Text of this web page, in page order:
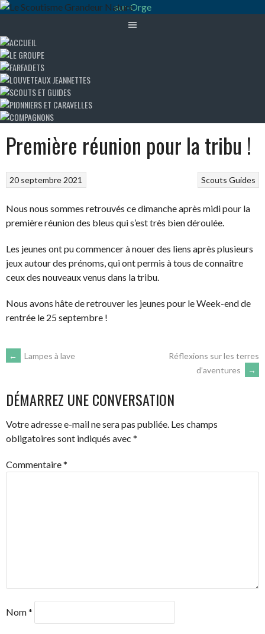
Première réunion pour la tribu !
Scouts Guides
20 septembre 2021
Nous nous sommes retrouvés ce dimanche après midi pour la
première réunion des bleus qui s’est très bien déroulée.
Les jeunes ont pu commencer à nouer des liens après plusieurs
jeux autour des prénoms, qui ont permis à tous de connaître
ceux des nouveaux venus dans la tribu.
Nous avons hâte de retrouver les jeunes pour le Week-end de
rentrée le 25 septembre !
← Lampes à lave
Réflexions sur les terres
d’aventures
→
DÉMARREZ UNE CONVERSATION
Votre adresse e-mail ne sera pas publiée. Les champs
obligatoires sont indiqués avec *
Commentaire*
Nom*